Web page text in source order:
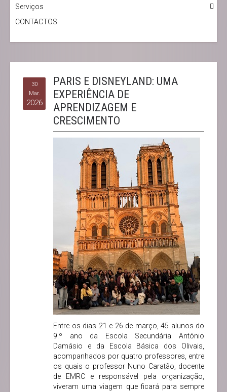
Serviços
CONTACTOS
30
Mar.
2026
PARIS E DISNEYLAND: UMA
EXPERIÊNCIA DE
APRENDIZAGEM E
CRESCIMENTO
Entre os dias 21 e 26 de março, 45 alunos do
9.º ano da Escola Secundária António
Damásio e da Escola Básica dos Olivais,
acompanhados por quatro professores, entre
os quais o professor Nuno Caratão, docente
de EMRC e responsável pela organização,
viveram uma viagem que ficará para sempre